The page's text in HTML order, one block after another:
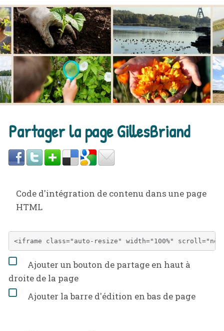
Partager la page GillesBriand
Code d'intégration de contenu dans une page
HTML
Ajouter un bouton de partage en haut à
droite de la page
Ajouter la barre d'édition en bas de page